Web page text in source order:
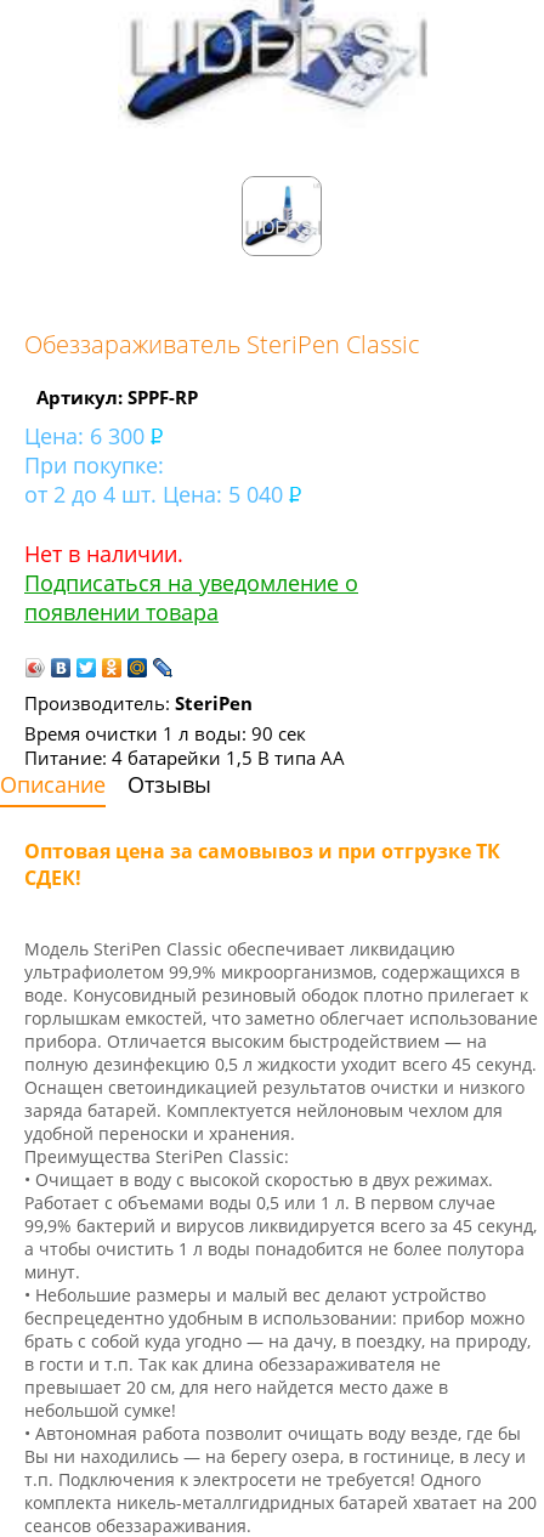
Обеззараживатель SteriPen Classic
Артикул: SPPF-RP
Цена: 6 300
При покупке:
от 2 до 4 шт. Цена: 5 040
Нет в наличии.
Подписаться на уведомление о
появлении товара
Производитель: SteriPen
Время очистки 1 л воды: 90 сек
Питание: 4 батарейки 1,5 В типа АА
Описание Отзывы
Оптовая цена за самовывоз и при отгрузке ТК
СДЕК!
Модель SteriPen Classic обеспечивает ликвидацию
ультрафиолетом 99,9% микроорганизмов, содержащихся в
воде. Конусовидный резиновый ободок плотно прилегает к
горлышкам емкостей, что заметно облегчает использование
прибора. Отличается высоким быстродействием — на
полную дезинфекцию 0,5 л жидкости уходит всего 45 секунд.
Оснащен светоиндикацией результатов очистки и низкого
заряда батарей. Комплектуется нейлоновым чехлом для
удобной переноски и хранения.
Преимущества SteriPen Classic:
• Очищает в воду с высокой скоростью в двух режимах.
Работает с объемами воды 0,5 или 1 л. В первом случае
99,9% бактерий и вирусов ликвидируется всего за 45 секунд,
а чтобы очистить 1 л воды понадобится не более полутора
минут.
• Небольшие размеры и малый вес делают устройство
беспрецедентно удобным в использовании: прибор можно
брать с собой куда угодно — на дачу, в поездку, на природу,
в гости и т.п. Так как длина обеззараживателя не
превышает 20 см, для него найдется место даже в
небольшой сумке!
• Автономная работа позволит очищать воду везде, где бы
Вы ни находились — на берегу озера, в гостинице, в лесу и
т.п. Подключения к электросети не требуется! Одного
комплекта никель-металлгидридных батарей хватает на 200
сеансов обеззараживания.